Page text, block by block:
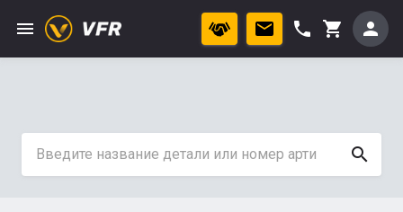
menu phone shopping_cart person
search